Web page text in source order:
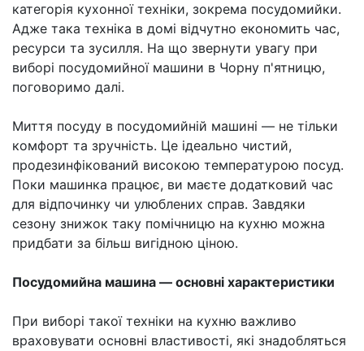
категорія кухонної техніки, зокрема посудомийки.
Адже така техніка в домі відчутно економить час,
ресурси та зусилля. На що звернути увагу при
виборі посудомийної машини в Чорну п'ятницю,
поговоримо далі.
Миття посуду в посудомийній машині — не тільки
комфорт та зручність. Це ідеально чистий,
продезинфікований високою температурою посуд.
Поки машинка працює, ви маєте додатковий час
для відпочинку чи улюблених справ. Завдяки
сезону знижок таку помічницю на кухню можна
придбати за більш вигідною ціною.
Посудомийна машина — основні характеристики
При виборі такої техніки на кухню важливо
враховувати основні властивості, які знадобляться